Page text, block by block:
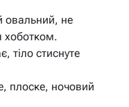
овальний, не
хоботком.
тіло стиснуте
плоске, ночовий